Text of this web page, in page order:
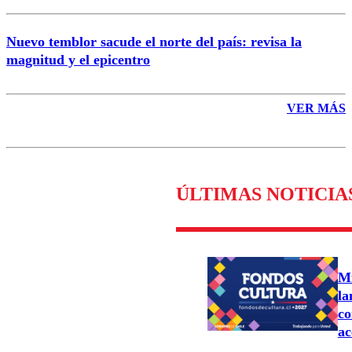
Nuevo temblor sacude el norte del país: revisa la
magnitud y el epicentro
VER MÁS
ÚLTIMAS